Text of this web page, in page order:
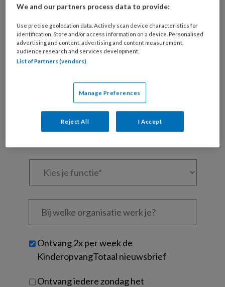
Maak gratis een account aan en lees 2
artikelen gratis per maand
Al een account of abonnement?Log dan in
mailadres?
Kies
Bij
welke
je?
Untitled
Ontvang 2x per week de
KinderopvangTotaal nieuwsbrief
Ontvang iedere zondag het
We and our partners process data to provide:
Use precise geolocation data. Actively scan device characteristics for
identification. Store and/or access information on a device. Personalised
advertising and content, advertising and content measurement,
audience research and services development.
List of Partners (vendors)
Manage Preferences
Reject All I Accept